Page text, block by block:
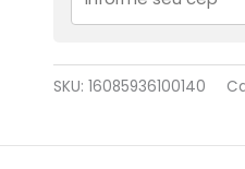
SKU: 16085936100140